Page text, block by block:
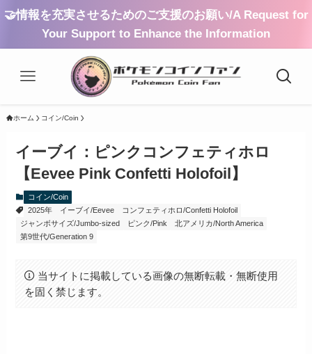
🤝情報を充実させるためのご支援のお願い/A Request for
Your Support to Enhance the Information
ホーム コイン/Coin
イーブイ：ピンクコンフェティホロ
【Eevee Pink Confetti Holofoil】
コイン/Coin
2025年
イーブイ/Eevee
コンフェティホロ/Confetti Holofoil
ジャンボサイズ/Jumbo-sized
ピンク/Pink
北アメリカ/North America
第9世代/Generation 9
当サイトに掲載している画像の無断転載・無断使用
を固く禁じます。